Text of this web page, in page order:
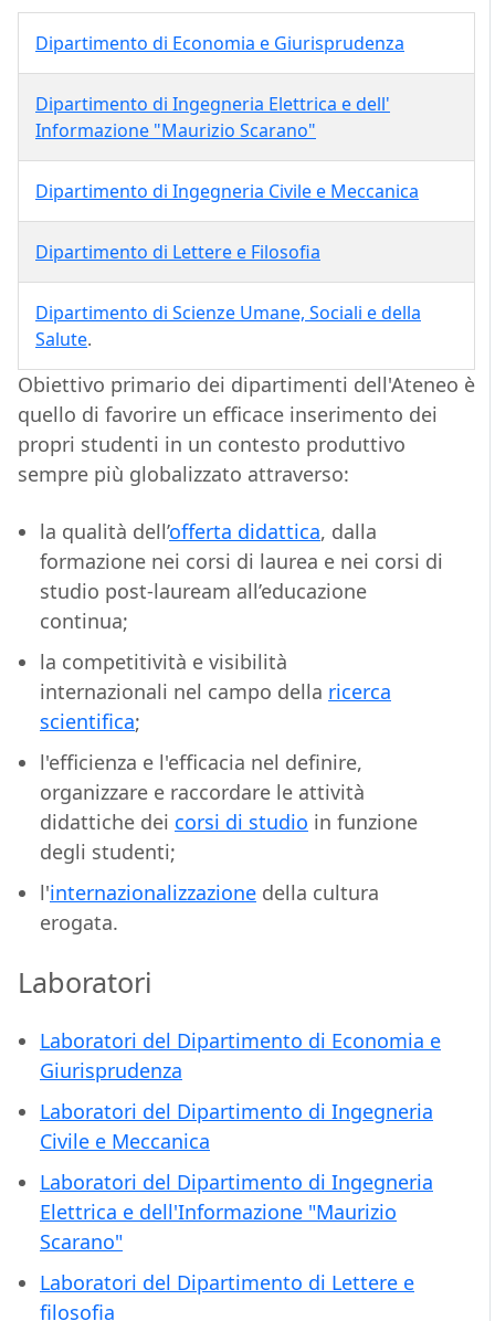
Dipartimento di Economia e Giurisprudenza
Dipartimento di Ingegneria Elettrica e dell'
Informazione "Maurizio Scarano"
Dipartimento di Ingegneria Civile e Meccanica
Dipartimento di Lettere e Filosofia
Dipartimento di Scienze Umane, Sociali e della
Salute.
Obiettivo primario dei dipartimenti dell'Ateneo è
quello di favorire un efficace inserimento dei
propri studenti in un contesto produttivo
sempre più globalizzato attraverso:
la qualità dell’offerta didattica, dalla
formazione nei corsi di laurea e nei corsi di
studio post-lauream all’educazione
continua;
la competitività e visibilità
internazionali nel campo della ricerca
scientifica;
l'efficienza e l'efficacia nel definire,
organizzare e raccordare le attività
didattiche dei corsi di studio in funzione
degli studenti;
l'internazionalizzazione della cultura
erogata.
Laboratori
Laboratori del Dipartimento di Economia e
Giurisprudenza
Laboratori del Dipartimento di Ingegneria
Civile e Meccanica
Laboratori del Dipartimento di Ingegneria
Elettrica e dell'Informazione "Maurizio
Scarano"
Laboratori del Dipartimento di Lettere e
filosofia